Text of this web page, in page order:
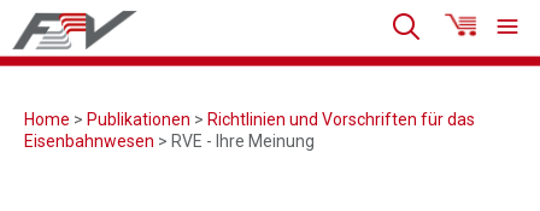
Home > Publikationen > Richtlinien und Vorschriften für das
Eisenbahnwesen > RVE - Ihre Meinung